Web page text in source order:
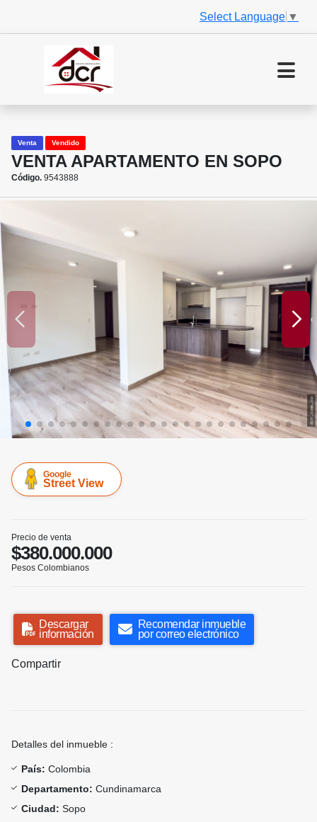
Select Language ▼
Venta Vendido
VENTA APARTAMENTO EN SOPO
Código. 9543888
Google
Street View
Precio de venta
$380.000.000
Pesos Colombianos
Descargar
información
Recomendar inmueble
por correo electrónico
Compartir
Detalles del inmueble :
País: Colombia
Departamento: Cundinamarca
Ciudad: Sopo